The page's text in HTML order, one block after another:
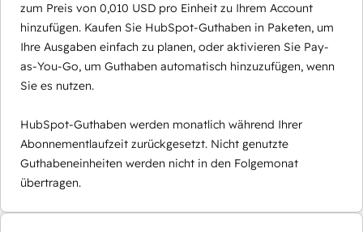
zum Preis von 0,010 USD pro Einheit zu Ihrem Account
hinzufügen. Kaufen Sie HubSpot-Guthaben in Paketen, um
Ihre Ausgaben einfach zu planen, oder aktivieren Sie Pay-
as-You-Go, um Guthaben automatisch hinzuzufügen, wenn
Sie es nutzen.
HubSpot-Guthaben werden monatlich während Ihrer
Abonnementlaufzeit zurückgesetzt. Nicht genutzte
Guthabeneinheiten werden nicht in den Folgemonat
übertragen.